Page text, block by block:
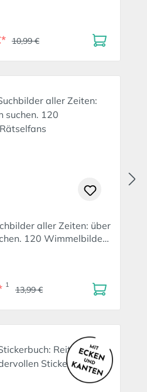
10,99 €
aller Zeiten: über
120 Wimmelbilder
1 13,99 €